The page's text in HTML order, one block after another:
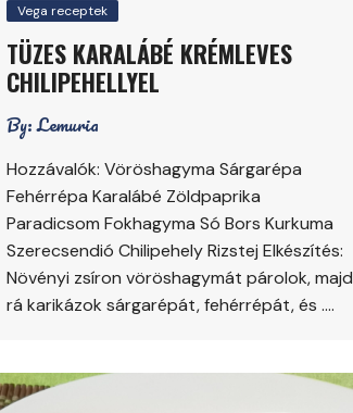
Vega receptek
TÜZES KARALÁBÉ KRÉMLEVES
CHILIPEHELLYEL
By:Lemuria
Hozzávalók: Vöröshagyma Sárgarépa
Fehérrépa Karalábé Zöldpaprika
Paradicsom Fokhagyma Só Bors Kurkuma
Szerecsendió Chilipehely Rizstej Elkészítés:
Növényi zsíron vöröshagymát párolok, majd
rá karikázok sárgarépát, fehérrépát, és ….